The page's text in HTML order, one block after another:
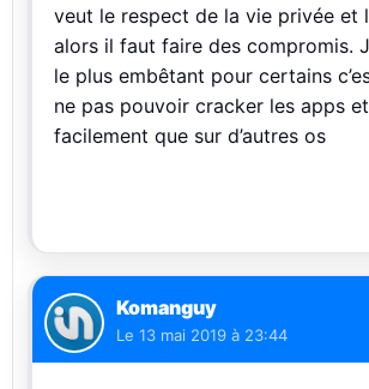
veut le respect de la vie privée et
alors il faut faire des compromis.
le plus embêtant pour certains
ne pas pouvoir cracker les apps
facilement que sur d’autres os
Komanguy
Le 13 mai 2019 à 23:44